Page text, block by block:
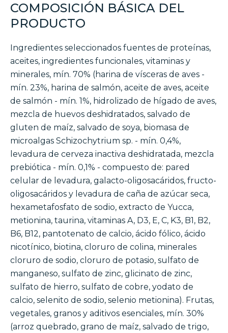
COMPOSICIÓN BÁSICA DEL
PRODUCTO
Ingredientes seleccionados fuentes de proteínas,
aceites, ingredientes funcionales, vitaminas y
minerales, mín. 70% (harina de vísceras de aves -
mín. 23%, harina de salmón, aceite de aves, aceite
de salmón - mín. 1%, hidrolizado de hígado de aves,
mezcla de huevos deshidratados, salvado de
gluten de maíz, salvado de soya, biomasa de
microalgas Schizochytrium sp. - mín. 0,4%,
levadura de cerveza inactiva deshidratada, mezcla
prebiótica - mín. 0,1% - compuesto de: pared
celular de levadura, galacto-oligosacáridos, fructo-
oligosacáridos y levadura de caña de azúcar seca,
hexametafosfato de sodio, extracto de Yucca,
metionina, taurina, vitaminas A, D3, E, C, K3, B1, B2,
B6, B12, pantotenato de calcio, ácido fólico, ácido
nicotínico, biotina, cloruro de colina, minerales
cloruro de sodio, cloruro de potasio, sulfato de
manganeso, sulfato de zinc, glicinato de zinc,
sulfato de hierro, sulfato de cobre, yodato de
calcio, selenito de sodio, selenio metionina). Frutas,
vegetales, granos y aditivos esenciales, mín. 30%
(arroz quebrado, grano de maíz, salvado de trigo,